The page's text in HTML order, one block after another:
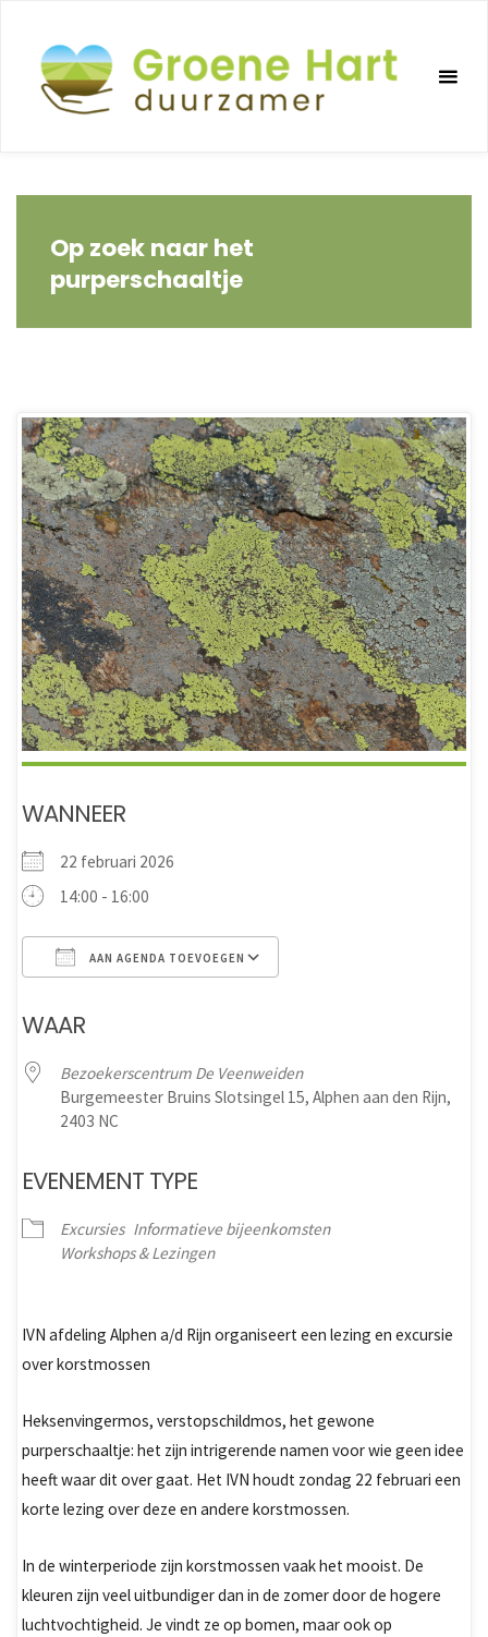
inhoud
Op zoek naar het
purperschaaltje
WANNEER
22 februari 2026
14:00 - 16:00
AAN AGENDA TOEVOEGEN
WAAR
Bezoekerscentrum De Veenweiden
Burgemeester Bruins Slotsingel 15, Alphen aan den Rijn,
2403 NC
EVENEMENT TYPE
Excursies Informatieve bijeenkomsten
Workshops & Lezingen
IVN afdeling Alphen a/d Rijn organiseert een lezing en excursie
over korstmossen
Heksenvingermos, verstopschildmos, het gewone
purperschaaltje: het zijn intrigerende namen voor wie geen idee
heeft waar dit over gaat. Het IVN houdt zondag 22 februari een
korte lezing over deze en andere korstmossen.
In de winterperiode zijn korstmossen vaak het mooist. De
kleuren zijn veel uitbundiger dan in de zomer door de hogere
luchtvochtigheid. Je vindt ze op bomen, maar ook op